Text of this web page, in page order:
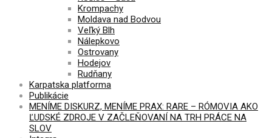
Krompachy
Moldava nad Bodvou
Veľký Blh
Nálepkovo
Ostrovany
Hodejov
Rudňany
Karpatska platforma
Publikácie
MENÍME DISKURZ, MENÍME PRAX: RARE – RÓMOVIA AKO
ĽUDSKÉ ZDROJE V ZAČLEŇOVANÍ NA TRH PRÁCE NA
SLOV